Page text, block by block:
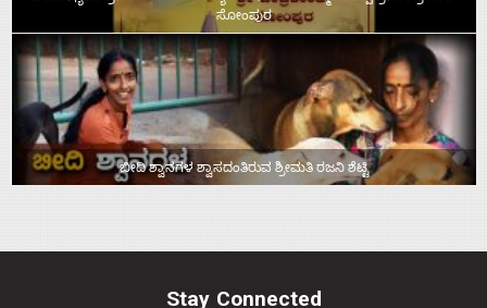
ಸೋಂಪುರ
ಬೀದಿ ಶ್ವಾನಗಳ ಶ್ವಾಸದಂತಿರುವ ಶ್ರೀಮತಿ ರಜನಿ ಶೆಟ್ಟಿ
Stay Connected